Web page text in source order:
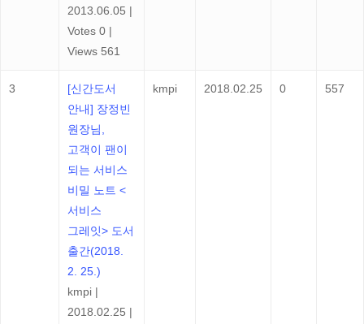
2013.06.05 |
Votes 0 |
Views 561
3
[신간도서
안내] 장정빈
원장님,
고객이 팬이
되는 서비스
비밀 노트 <
서비스
그레잇> 도서
출간(2018.
2. 25.)
kmpi |
2018.02.25 |
kmpi 2018.02.25 0 557